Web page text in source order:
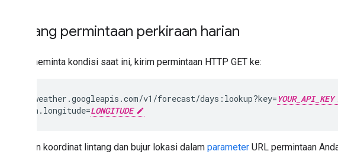
Tentang permintaan perkiraan harian
Untuk meminta kondisi saat ini, kirim permintaan HTTP GET ke:
https://weather.googleapis.com/v1/forecast/days:lookup?key= YOUR_API_KEY
location.longitude=LONGITUDE
Sertakan koordinat lintang dan bujur lokasi dalam parameter URL permintaan